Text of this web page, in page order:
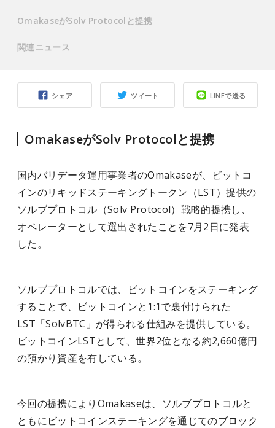
シェア ツイート LINEで送る
OmakaseがSolv Protocolと提携
国内バリデータ運用事業者のOmakaseが、ビットコ
インのリキッドステーキングトークン（LST）提供の
ソルブプロトコル（Solv Protocol）戦略的提携し、
オペレーターとして選出されたことを7月2日に発表
した。
ソルブプロトコルでは、ビットコインをステーキング
することで、ビットコインと1:1で裏付けられた
LST「SolvBTC」が得られる仕組みを提供している。
ビットコインLSTとして、世界2位となる約2,660億円
の預かり資産を有している。
今回の提携によりOmakaseは、ソルブプロトコルと
ともにビットコインステーキングを通じてのブロック
OmakaseがSolv Protocolと提携
関連ニュース